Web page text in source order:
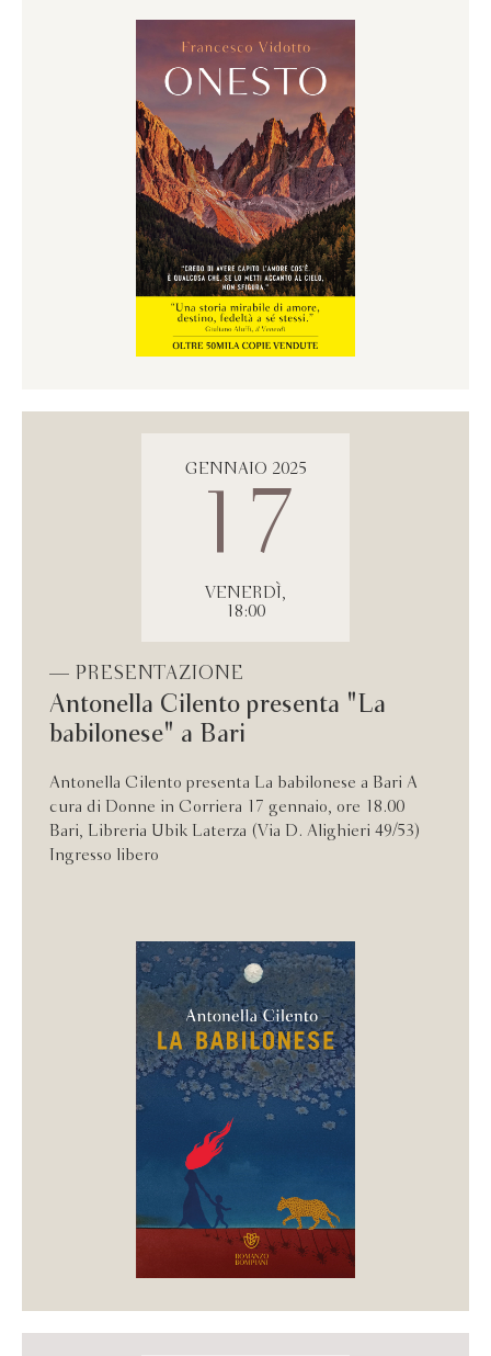
GENNAIO 2025
17
VENERDÌ,
18:00
— PRESENTAZIONE
Antonella Cilento presenta "La
babilonese" a Bari
Antonella Cilento presenta La babilonese a Bari A
cura di Donne in Corriera 17 gennaio, ore 18.00
Bari, Libreria Ubik Laterza (Via D. Alighieri 49/53)
Ingresso libero